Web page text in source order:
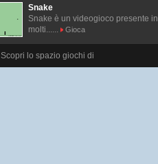
Snake
Snake è un videogioco presente in
molti......
Gioca
Scopri lo spazio giochi di